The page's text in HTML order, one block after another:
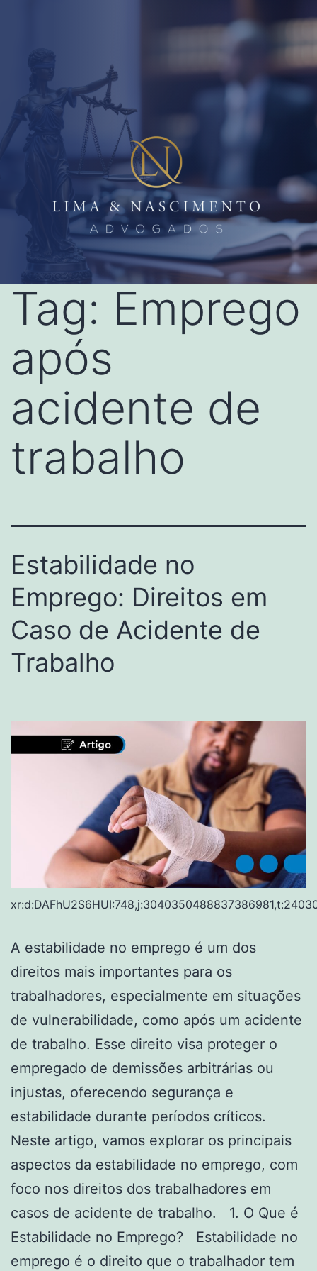
Tag: Emprego
após
acidente de
trabalho
Estabilidade no
Emprego: Direitos em
Caso de Acidente de
Trabalho
A estabilidade no emprego é um dos
direitos mais importantes para os
trabalhadores, especialmente em situações
de vulnerabilidade, como após um acidente
de trabalho. Esse direito visa proteger o
empregado de demissões arbitrárias ou
injustas, oferecendo segurança e
estabilidade durante períodos críticos.
Neste artigo, vamos explorar os principais
aspectos da estabilidade no emprego, com
foco nos direitos dos trabalhadores em
casos de acidente de trabalho. 1. O Que é
Estabilidade no Emprego? Estabilidade no
emprego é o direito que o trabalhador tem